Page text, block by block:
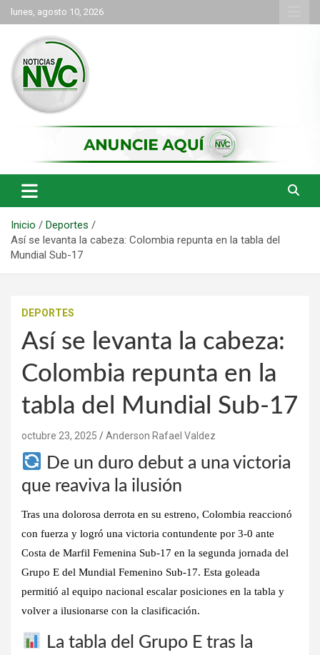
Saltar
al
contenido
lunes, agosto 10, 2026
NVC Noticias
Inicio
Deportes
Así se levanta la cabeza: Colombia repunta en la tabla del
Mundial Sub-17
DEPORTES
Así se levanta la cabeza:
Colombia repunta en la
tabla del Mundial Sub-17
octubre 23, 2025 Anderson Rafael Valdez
De un duro debut a una victoria
que reaviva la ilusión
Tras una dolorosa derrota en su estreno, Colombia reaccionó
con fuerza y logró una victoria contundente por 3-0 ante
Costa de Marfil Femenina Sub‑17 en la segunda jornada del
Grupo E del Mundial Femenino Sub-17. Esta goleada
permitió al equipo nacional escalar posiciones en la tabla y
volver a ilusionarse con la clasificación.
La tabla del Grupo E tras la